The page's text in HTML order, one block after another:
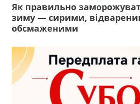
Як правильно
зиму — сирими,
обсмаженими